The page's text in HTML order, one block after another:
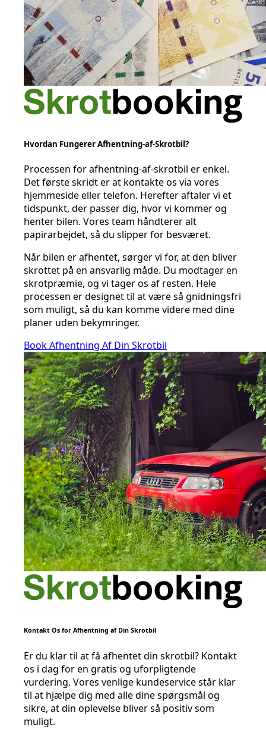
Hvordan Fungerer Afhentning-af-Skrotbil?
Processen for afhentning-af-skrotbil er enkel.
Det første skridt er at kontakte os via vores
hjemmeside eller telefon. Herefter aftaler vi et
tidspunkt, der passer dig, hvor vi kommer og
henter bilen. Vores team håndterer alt
papirarbejdet, så du slipper for besværet.
Når bilen er afhentet, sørger vi for, at den bliver
skrottet på en ansvarlig måde. Du modtager en
skrotpræmie, og vi tager os af resten. Hele
processen er designet til at være så gnidningsfri
som muligt, så du kan komme videre med dine
planer uden bekymringer.
Book Afhentning Af Din Skrotbil
Kontakt Os for Afhentning af Din Skrotbil
Er du klar til at få afhentet din skrotbil? Kontakt
os i dag for en gratis og uforpligtende
vurdering. Vores venlige kundeservice står klar
til at hjælpe dig med alle dine spørgsmål og
sikre, at din oplevelse bliver så positiv som
muligt.